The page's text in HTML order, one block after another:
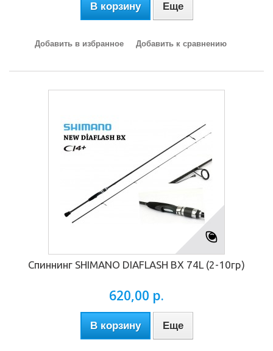
В корзину Еще
Добавить в избранное Добавить к сравнению
Спиннинг SHIMANO DIAFLASH BX 74L (2-10гр)
620,00 р.
В корзину Еще